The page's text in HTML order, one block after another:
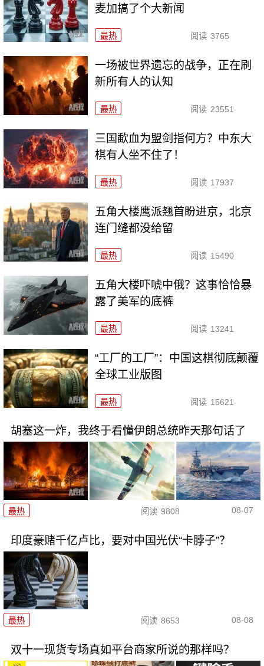
麦加搞了个大新闻
最热 阅读 3765
一场被世界遗忘的战争，正在刷
新所有人的认知
最热 阅读 23551
三国歃血为盟剑指何方？中东大
棋有人坐不住了！
最热 阅读 17937
五角大楼鹰派翘首盼进京，北京
连门缝都没给留
最热 阅读 15490
五角大楼吓唬中俄？这事恰恰暴
露了美军的底裤
最热 阅读 13241
“工厂的工厂”：中国这棋彻底颠覆
全球工业版图
最热 阅读 15621
胡塞这一炸，我终于看懂伊朗总统昨天那句话了
最热 阅读 9808 08-07
印度豪赌千亿卢比，要对中国光伏“卡脖子”？
最热 阅读 8653 08-08
双十一现货专场真如平台商家所说的那样吗？